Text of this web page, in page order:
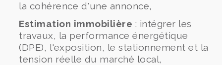
la cohérence d'une annonce,
Estimation immobilière : intégrer les
travaux, la performance énergétique
(DPE), l'exposition, le stationnement et la
tension réelle du marché local,